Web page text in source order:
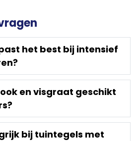
het best bij intensief
en visgraat geschikt
bij tuintegels met